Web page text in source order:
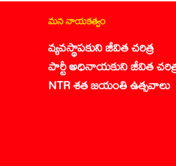
మన నాయకత్వం
వ్యవస్థాపకుని జీవిత చరిత్ర
పార్టీ అధినాయకుని జీవిత
NTR శత జయంతి ఉత్సవాలు